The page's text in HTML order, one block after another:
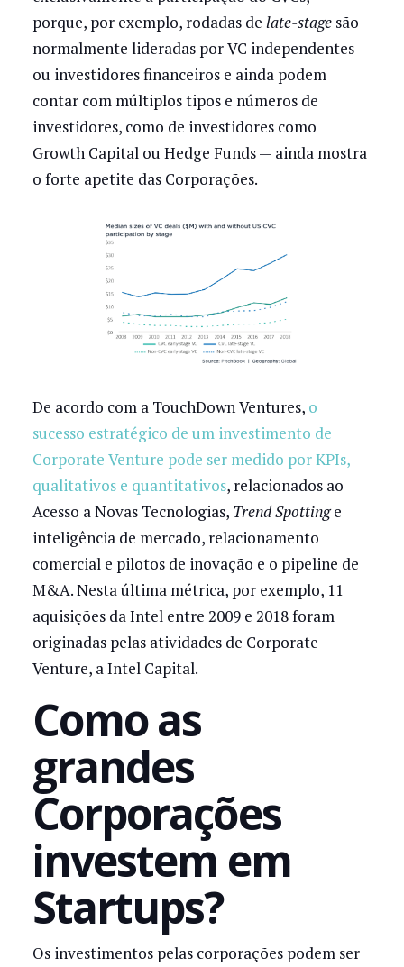
porque, por exemplo, rodadas de late-stagesão
normalmente lideradas por VC independentes
ou investidores financeiros e ainda podem
contar com múltiplos tipos e números de
investidores, como de investidores como
Growth Capital ou Hedge Funds — ainda mostra
o forte apetite das Corporações.
De acordo com a TouchDown Ventures, o
sucesso estratégico de um investimento de
Corporate Venture pode ser medido por KPIs,
qualitativos e quantitativos, relacionados ao
Acesso a Novas Tecnologias, Trend Spottinge
inteligência de mercado, relacionamento
comercial e pilotos de inovação e o pipeline de
M&A. Nesta última métrica, por exemplo, 11
aquisições da Intel entre 2009 e 2018 foram
originadas pelas atividades de Corporate
Venture, a Intel Capital.
Como as
grandes
Corporações
investem em
Startups?
Os investimentos pelas corporações podem ser